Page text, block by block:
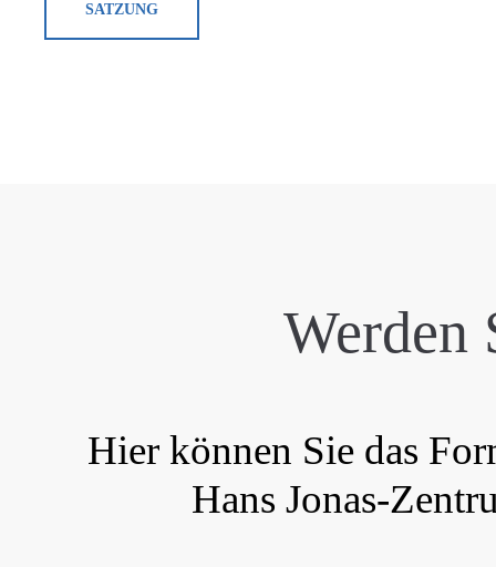
SATZUNG
Hier können Sie das
Hans Jonas-